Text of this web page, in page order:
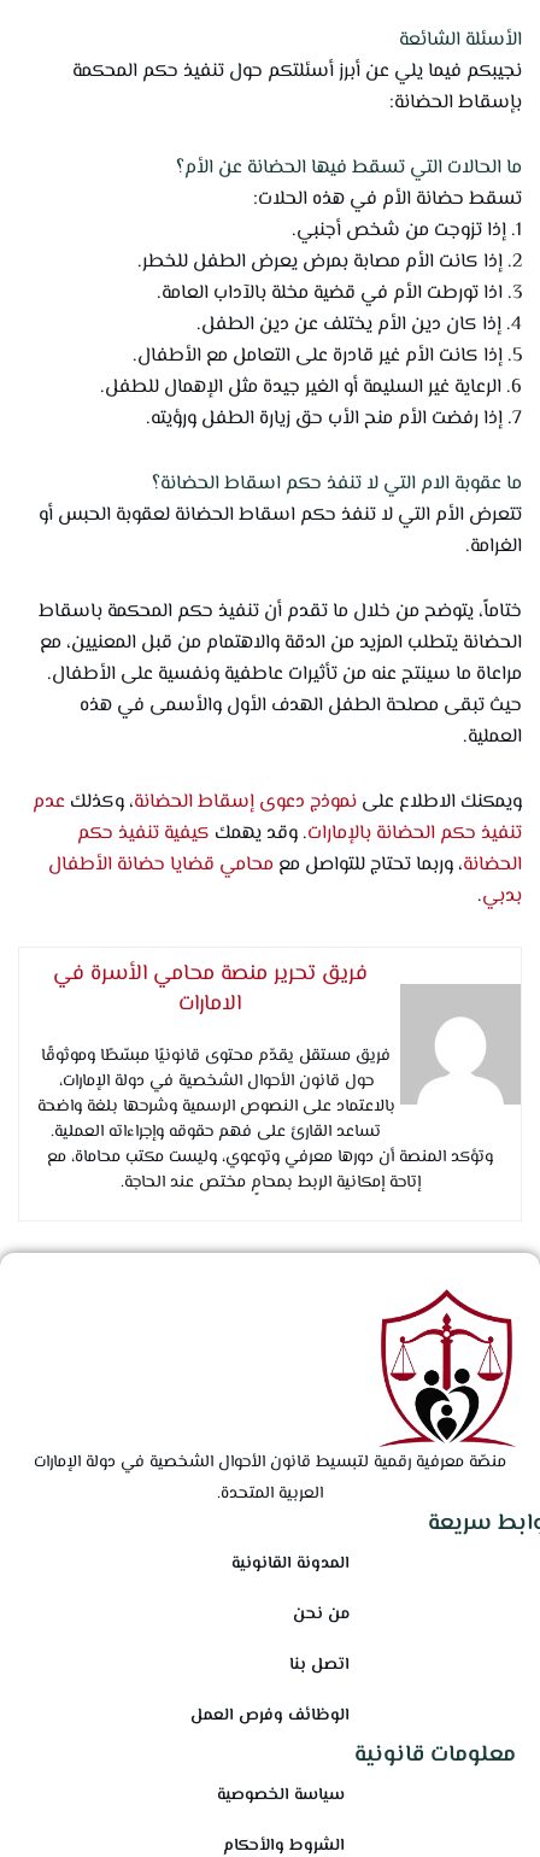
الأسئلة الشائعة
نجيبكم فيما يلي عن أبرز أسئلتكم حول تنفيذ حكم المحكمة
بإسقاط الحضانة:
ما الحالات التي تسقط فيها الحضانة عن الأم؟
تسقط حضانة الأم في هذه الحلات:
1. إذا تزوجت من شخص أجنبي.
2. إذا كانت الأم مصابة بمرض يعرض الطفل للخطر.
3. اذا تورطت الأم في قضية مخلة بالآداب العامة.
4. إذا كان دين الأم يختلف عن دين الطفل.
5. إذا كانت الأم غير قادرة على التعامل مع الأطفال.
6. الرعاية غير السليمة أو الغير جيدة مثل الإهمال للطفل.
7. إذا رفضت الأم منح الأب حق زيارة الطفل ورؤيته.
ما عقوبة الام التي لا تنفذ حكم اسقاط الحضانة؟
تتعرض الأم التي لا تنفذ حكم اسقاط الحضانة لعقوبة الحبس أو
الغرامة.
ختاماً، يتوضح من خلال ما تقدم أن تنفيذ حكم المحكمة باسقاط
الحضانة يتطلب المزيد من الدقة والاهتمام من قبل المعنيين، مع
مراعاة ما سينتج عنه من تأثيرات عاطفية ونفسية على الأطفال.
حيث تبقى مصلحة الطفل الهدف الأول والأسمى في هذه
العملية.
ويمكنك الاطلاع على نموذج دعوى إسقاط الحضانة، وكذلك عدم
تنفيذ حكم الحضانة بالإمارات. وقد يهمك كيفية تنفيذ حكم
الحضانة، وربما تحتاج للتواصل مع محامي قضايا حضانة الأطفال
بدبي.
فريق تحرير منصة محامي الأسرة في
الامارات
فريق مستقل يقدّم محتوى قانونيًا مبسّطًا وموثوقًا
حول قانون الأحوال الشخصية في دولة الإمارات،
بالاعتماد على النصوص الرسمية وشرحها بلغة واضحة
تساعد القارئ على فهم حقوقه وإجراءاته العملية.
وتؤكد المنصة أن دورها معرفي وتوعوي، وليست مكتب محاماة، مع
إتاحة إمكانية الربط بمحامٍ مختص عند الحاجة.
منصّة معرفية رقمية لتبسيط قانون الأحوال الشخصية في دولة الإمارات
العربية المتحدة.
سريعة
المدونة القانونية
من نحن
اتصل بنا
الوظائف وفرص العمل
معلومات قانونية
سياسة الخصوصية
الشروط والأحكام